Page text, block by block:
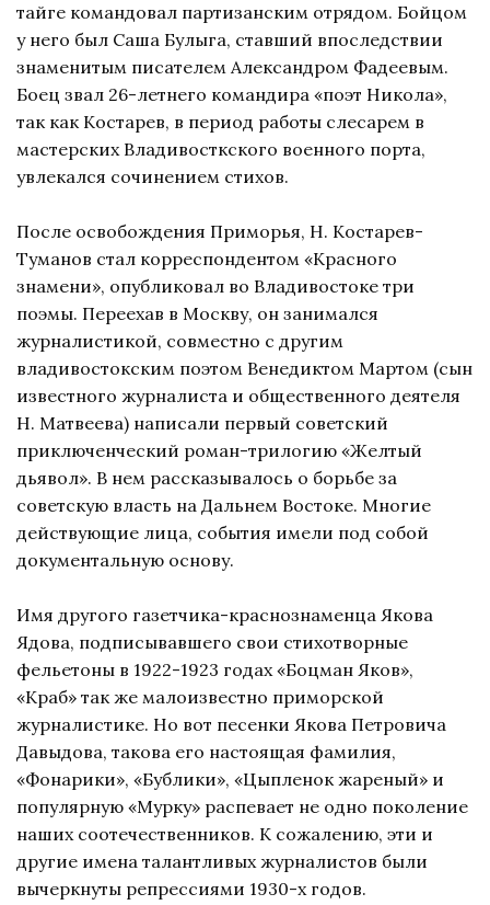
тайге командовал партизанским отрядом. Бойцом
у него был Саша Булыга, ставший впоследствии
знаменитым писателем Александром Фадеевым.
Боец звал 26-летнего командира «поэт Никола»,
так как Костарев, в период работы слесарем в
мастерских Владивосткского военного порта,
увлекался сочинением стихов.
После освобождения Приморья, Н. Костарев-
Туманов стал корреспондентом «Красного
знамени», опубликовал во Владивостоке три
поэмы. Переехав в Москву, он занимался
журналистикой, совместно с другим
владивостокским поэтом Венедиктом Мартом (сын
известного журналиста и общественного деятеля
Н. Матвеева) написали первый советский
приключенческий роман-трилогию «Желтый
дьявол». В нем рассказывалось о борьбе за
советскую власть на Дальнем Востоке. Многие
действующие лица, события имели под собой
документальную основу.
Имя другого газетчика-краснознаменца Якова
Ядова, подписывавшего свои стихотворные
фельетоны в 1922-1923 годах «Боцман Яков»,
«Краб» так же малоизвестно приморской
журналистике. Но вот песенки Якова Петровича
Давыдова, такова его настоящая фамилия,
«Фонарики», «Бублики», «Цыпленок жареный» и
популярную «Мурку» распевает не одно поколение
наших соотечественников. К сожалению, эти и
другие имена талантливых журналистов были
вычеркнуты репрессиями 1930-х годов.